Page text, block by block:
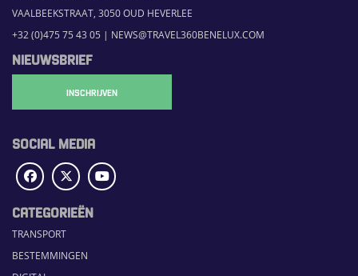
VAALBEEKSTRAAT, 3050 OUD HEVERLEE
+32 (0)475 75 43 05 | NEWS@TRAVEL360BENELUX.COM
NIEUWSBRIEF
INSCHRIJVEN
SOCIAL MEDIA
CATEGORIEËN
TRANSPORT
BESTEMMINGEN